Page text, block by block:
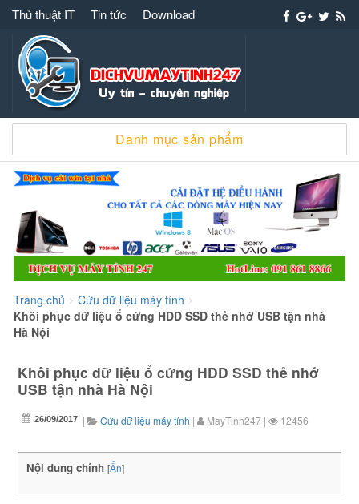
Thủ thuật IT Tin tức Download
Dịch vụ máy tính 247 – 091 861 8866 cài win
Danh mục sản phẩm
Trang chủ > Cứu dữ liệu máy tính >
Khôi phục dữ liệu ổ cứng HDD SSD thẻ nhớ USB tận nhà
Hà Nội
Khôi phục dữ liệu ổ cứng HDD SSD thẻ nhớ
USB tận nhà Hà Nội
26/09/2017 | Cứu dữ liệu máy tính | MayTinh247 | 12456
Nội dung chính [Ẩn]